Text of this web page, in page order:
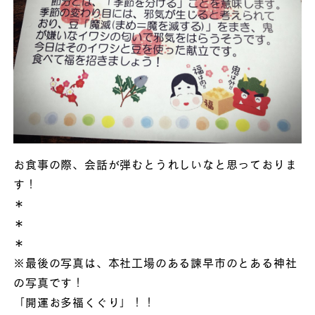
お食事の際、会話が弾むとうれしいなと思っておりま
す！
＊
＊
＊
※最後の写真は、本社工場のある諫早市のとある神社
の写真です！
「開運お多福くぐり」！！